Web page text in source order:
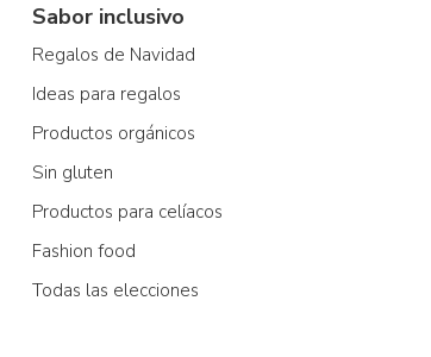
Sabor inclusivo
Regalos de Navidad
Ideas para regalos
Productos orgánicos
Sin gluten
Productos para celíacos
Fashion food
Todas las elecciones